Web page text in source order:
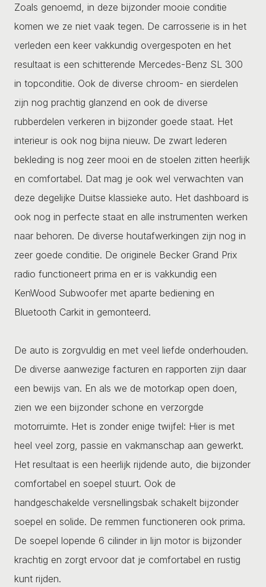
Zoals genoemd, in deze bijzonder mooie conditie
komen we ze niet vaak tegen. De carrosserie is in het
verleden een keer vakkundig overgespoten en het
resultaat is een schitterende Mercedes-Benz SL 300
in topconditie. Ook de diverse chroom- en sierdelen
zijn nog prachtig glanzend en ook de diverse
rubberdelen verkeren in bijzonder goede staat. Het
interieur is ook nog bijna nieuw. De zwart lederen
bekleding is nog zeer mooi en de stoelen zitten heerlijk
en comfortabel. Dat mag je ook wel verwachten van
deze degelijke Duitse klassieke auto. Het dashboard is
ook nog in perfecte staat en alle instrumenten werken
naar behoren. De diverse houtafwerkingen zijn nog in
zeer goede conditie. De originele Becker Grand Prix
radio functioneert prima en er is vakkundig een
KenWood Subwoofer met aparte bediening en
Bluetooth Carkit in gemonteerd.
De auto is zorgvuldig en met veel liefde onderhouden.
De diverse aanwezige facturen en rapporten zijn daar
een bewijs van. En als we de motorkap open doen,
zien we een bijzonder schone en verzorgde
motorruimte. Het is zonder enige twijfel: Hier is met
heel veel zorg, passie en vakmanschap aan gewerkt.
Het resultaat is een heerlijk rijdende auto, die bijzonder
comfortabel en soepel stuurt. Ook de
handgeschakelde versnellingsbak schakelt bijzonder
soepel en solide. De remmen functioneren ook prima.
De soepel lopende 6 cilinder in lijn motor is bijzonder
krachtig en zorgt ervoor dat je comfortabel en rustig
kunt rijden.